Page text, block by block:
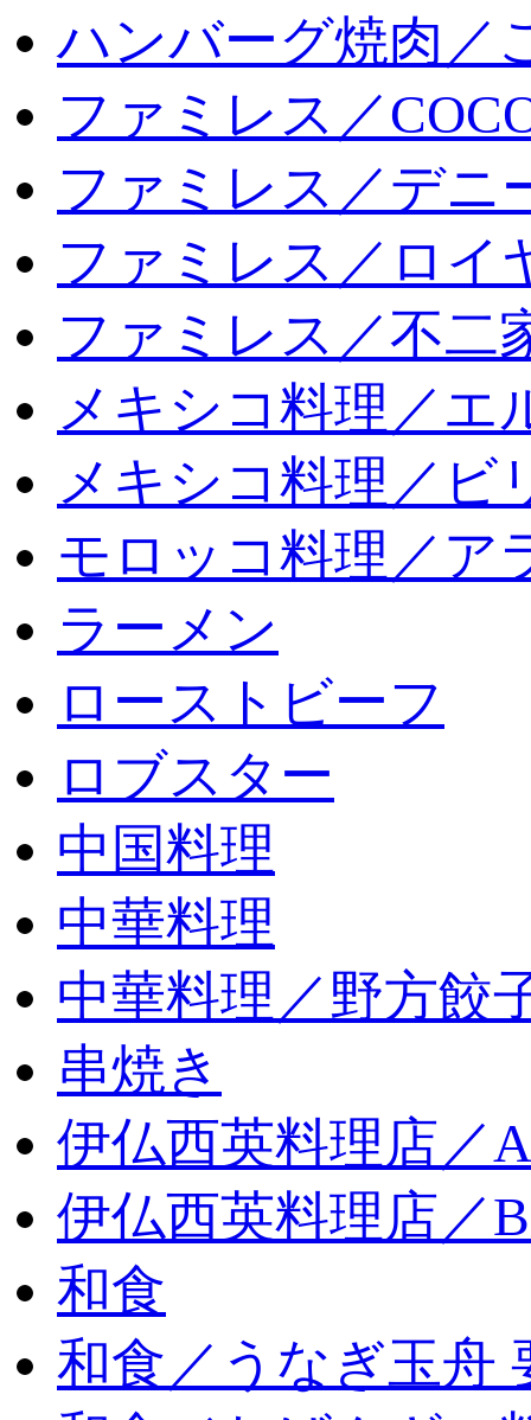
ハンバーグ焼肉／
ファミレス／
ファミレス／デニ
ファミレス／ロイ
ファミレス／不二
メキシコ料理／エ
メキシコ料理／ビ
モロッコ料理／ア
ラーメン
ローストビーフ
ロブスター
中国料理
中華料理
中華料理／野方餃
串焼き
伊仏西英料理店／
伊仏西英料理店／
和食
和食／うなぎ玉舟